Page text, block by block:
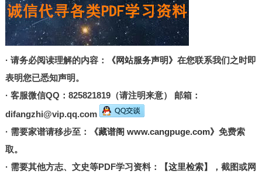
· 请务必阅读理解的内容： 《网站服务声明》 在您联系我们之时即
表明您已悉知声明。
· 客服微信QQ：825821819（请注明来意） 邮箱：
difangzhi@vip.qq.com
· 需要家谱请移步至：
《藏谱阁 www.cangpuge.com》 免费索
取。
· 需要其他方志、文史等PDF学习资料：
【这里检索】
，截图或网